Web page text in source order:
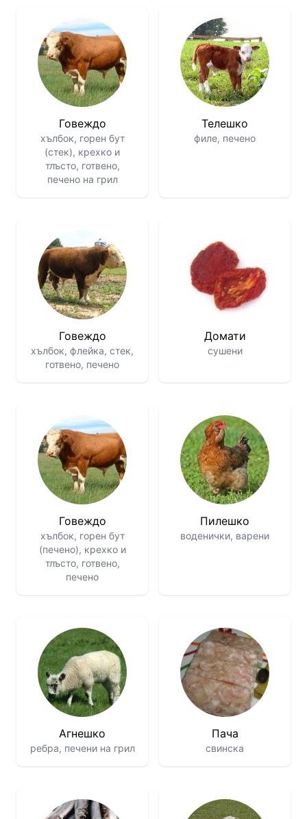
Говеждо
хълбок, горен бут
(стек), крехко и
тлъсто, готвено,
печено на грил
Телешко
филе, печено
Говеждо
хълбок, флейка, стек,
готвено, печено
Домати
сушени
Говеждо
хълбок, горен бут
(печено), крехко и
тлъсто, готвено,
печено
Пилешко
воденички, варени
Агнешко
ребра, печени на грил
Пача
свинска